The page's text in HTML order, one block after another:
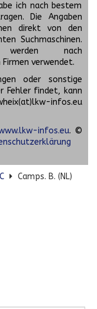
ich nach bestem
Die Angaben
direkt von den
Suchmaschinen.
nach
verwendet.
oder sonstige
Fehler findet, kann
infos.eu
infos.eu. ©
Camps. B. (NL)